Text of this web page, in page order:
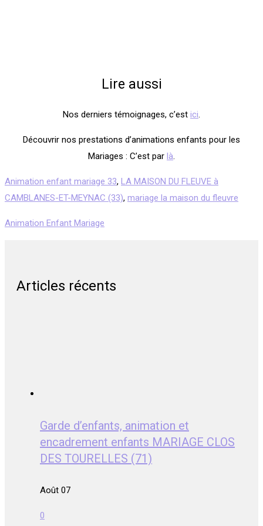
Lire aussi
Nos derniers témoignages, c’est ici.
Découvrir nos prestations d’animations enfants pour les
Mariages : C’est par là.
Animation enfant mariage 33, LA MAISON DU FLEUVE à
CAMBLANES-ET-MEYNAC (33), mariage la maison du fleuvre
Animation Enfant Mariage
Articles récents
Garde d’enfants, animation et
encadrement enfants MARIAGE CLOS
DES TOURELLES (71)
Août 07
0